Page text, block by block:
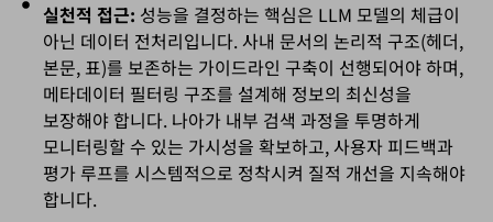
실천적 접근: 성능을 결정하는 핵심은 LLM 모델의 체급이
아닌 데이터 전처리입니다. 사내 문서의 논리적 구조(헤더,
본문, 표)를 보존하는 가이드라인 구축이 선행되어야 하며,
메타데이터 필터링 구조를 설계해 정보의 최신성을
보장해야 합니다. 나아가 내부 검색 과정을 투명하게
모니터링할 수 있는 가시성을 확보하고, 사용자 피드백과
평가 루프를 시스템적으로 정착시켜 질적 개선을 지속해야
합니다.